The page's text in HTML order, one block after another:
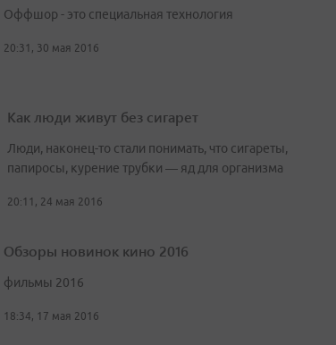
Оффшор - это специальная технология
20:31, 30 мая 2016
Как люди живут без сигарет
Люди, наконец-то стали понимать, что сигареты,
папиросы, курение трубки — яд для организма
20:11, 24 мая 2016
Обзоры новинок кино 2016
фильмы 2016
18:34, 17 мая 2016